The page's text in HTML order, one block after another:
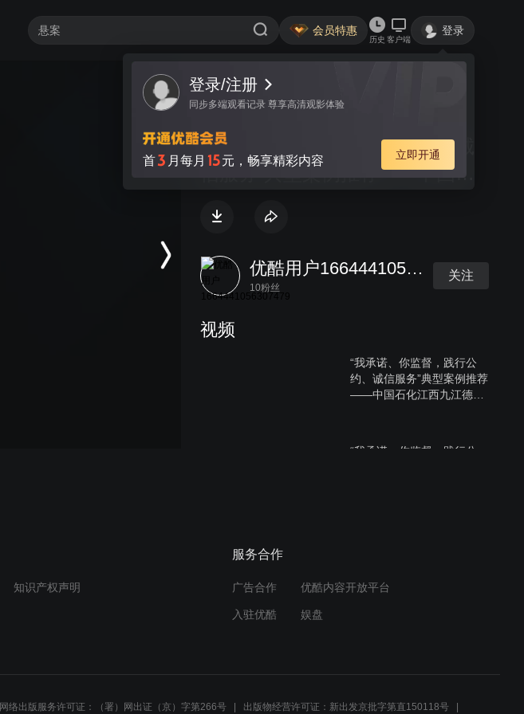
会员特惠
历史 客户端
登录
视频 讨论
“我承诺、你监督，践行公约、诚
信服务”典型案例推荐——中国石
优酷用户1664441056307479
10粉丝
关注
视频
“我承诺、你监督，践行公
约、诚信服务”典型案例推荐
——中国石化江西九江德化
“我承诺、你监督，践行公
投能链西坛加油站
井冈山东服务区北加油站
知识产权声明
服务合作
广告合作 优酷内容开放平台
入驻优酷 娱盘
网络出版服务许可证：（署）网出证（京）字第266号 出版物经营许可证：新出发京批字第直150118号